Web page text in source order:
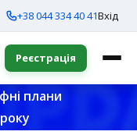
+38 044 334 40 41Вхід
Реєстрація
плани